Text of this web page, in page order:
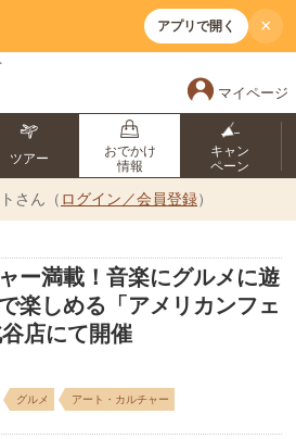
アプリで開く ×
マイページ
ツアー
おでかけ
情報
キャン
ペーン
さん（ ログイン／会員登録）
ー満載！音楽にグルメに遊
楽しめる「アメリカンフェ
店にて開催
グルメ アート・カルチャー